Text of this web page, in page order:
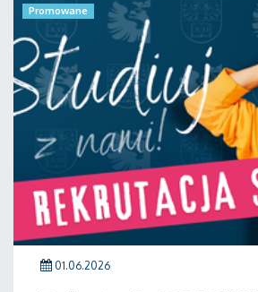
Promowane
01.06.2026